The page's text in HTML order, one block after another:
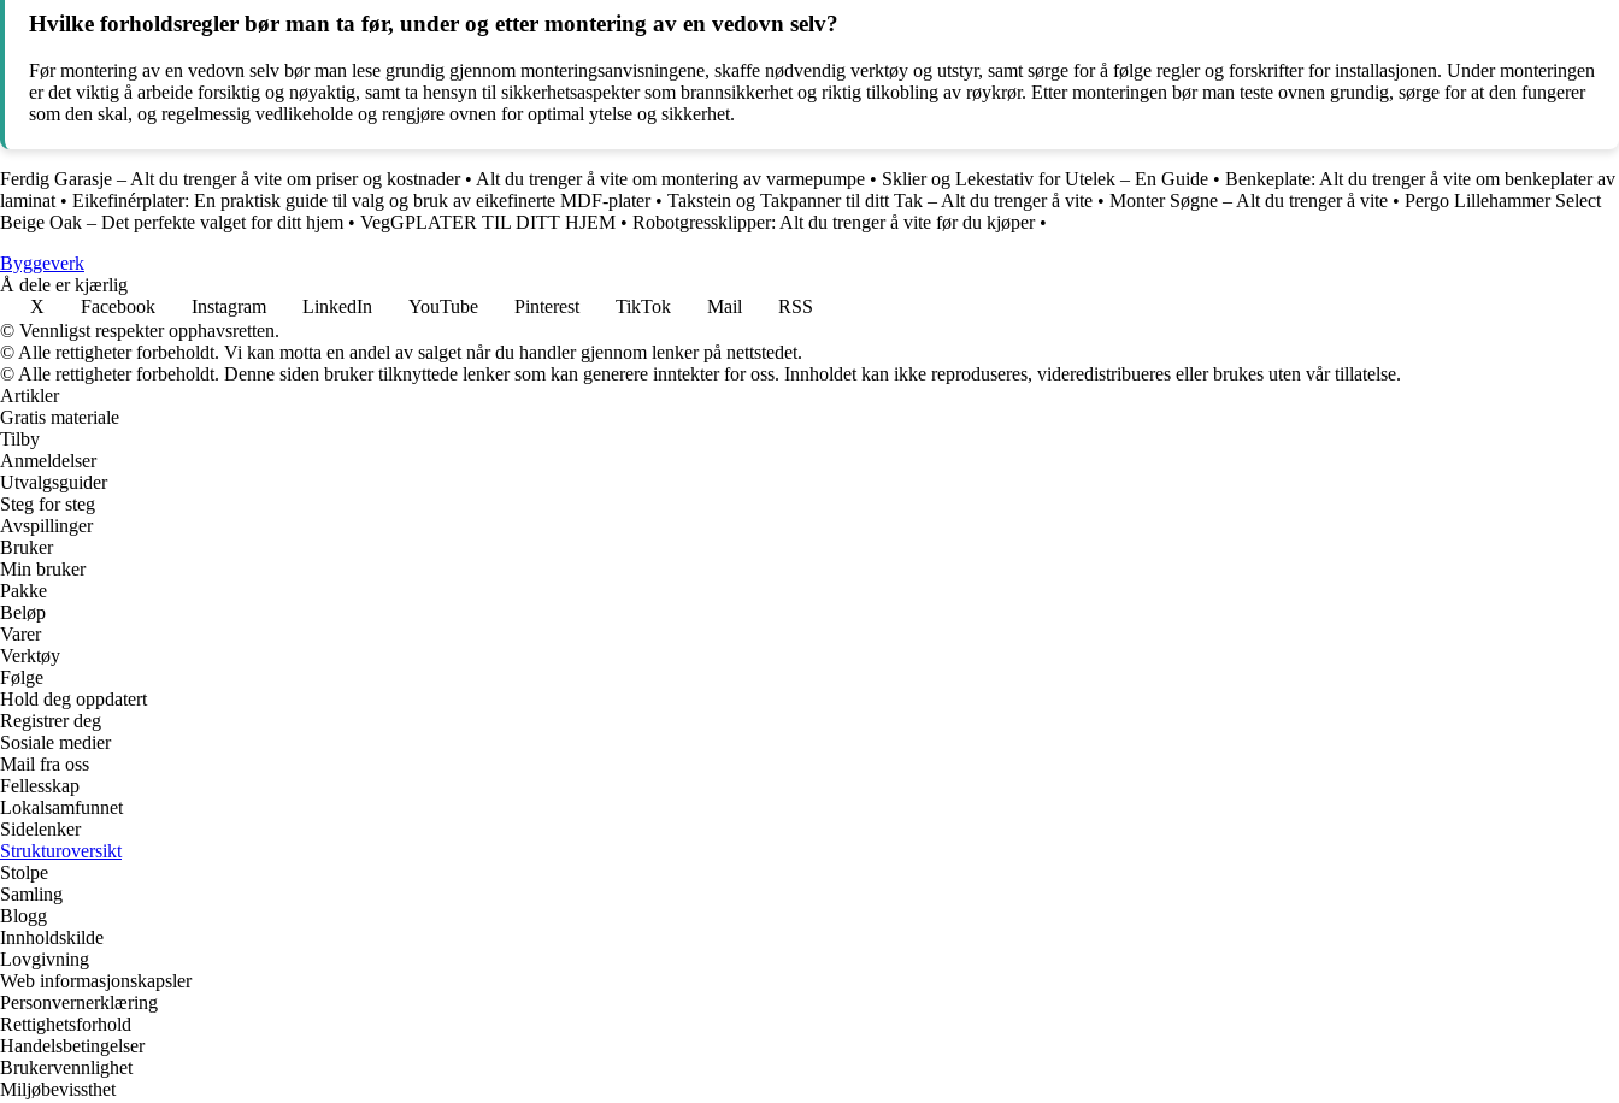
Hvilke forholdsregler bør man ta før, under og etter montering av en vedovn selv?
Før montering av en vedovn selv bør man lese grundig gjennom monteringsanvisningene, skaffe nødvendig verktøy og utstyr, samt sørge for å følge regler og forskrifter for installasjonen. Under monteringen
er det viktig å arbeide forsiktig og nøyaktig, samt ta hensyn til sikkerhetsaspekter som brannsikkerhet og riktig tilkobling av røykrør. Etter monteringen bør man teste ovnen grundig, sørge for at den fungerer
som den skal, og regelmessig vedlikeholde og rengjøre ovnen for optimal ytelse og sikkerhet.
Ferdig Garasje – Alt du trenger å vite om priser og kostnader• Alt du trenger å vite om montering av varmepumpe • Sklier og Lekestativ for Utelek – En Guide • Benkeplate: Alt du trenger å vite om benkeplater av
laminat • Eikefinérplater: En praktisk guide til valg og bruk av eikefinerte MDF-plater• Takstein og Takpanner til ditt Tak – Alt du trenger å vite • Monter Søgne – Alt du trenger å vite • Pergo Lillehammer Select
Beige Oak – Det perfekte valget for ditt hjem • VegGPLATER TIL DITT HJEM • Robotgressklipper: Alt du trenger å vite før du kjøper•
Byggeverk
Å dele er kjærlig
X
Facebook Instagram LinkedIn YouTube Pinterest TikTok Mail
RSS
© Vennligst respekter opphavsretten.
© Alle rettigheter forbeholdt. Vi kan motta en andel av salget når du handler gjennom lenker på nettstedet.
© Alle rettigheter forbeholdt. Denne siden bruker tilknyttede lenker som kan generere inntekter for oss. Innholdet kan ikke reproduseres, videredistribueres eller brukes uten vår tillatelse.
Artikler
Gratis materiale
Tilby
Anmeldelser
Utvalgsguider
Steg for steg
Avspillinger
Bruker
Min bruker
Pakke
Beløp
Varer
Verktøy
Følge
Hold deg oppdatert
Registrer deg
Sosiale medier
Mail fra oss
Fellesskap
Lokalsamfunnet
Sidelenker
Strukturoversikt
Stolpe
Samling
Blogg
Innholdskilde
Lovgivning
Web informasjonskapsler
Personvernerklæring
Rettighetsforhold
Handelsbetingelser
Brukervennlighet
Miljøbevissthet